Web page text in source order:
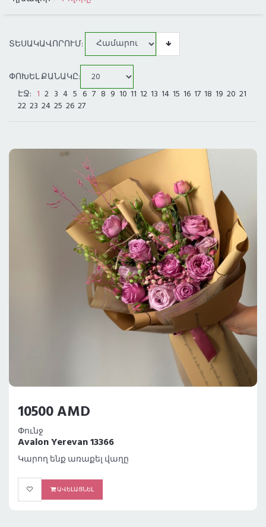
ԲՈԼՈՐ ՔԱՂԱՔՆԵՐԸ
ԱՌԱՔՈՒՄ ԼՈՍ ԱՆՋԵԼԵՍՈՒՄ
ՏԵՍԱԿԱՎՈՐՈՒՄ:
ՓՈԽԵԼ ՔԱՆԱԿԸ:
ԷՋ: 1 2 3 4 5 6 7 8 9 10 11 12 13 14 15 16 17 18 19 20 21
22 23 24 25 26 27
10500 AMD
Փունջ
Avalon Yerevan 13366
Կարող ենք առաքել վաղը
ԱՎԵԼԱՑՆԵԼ